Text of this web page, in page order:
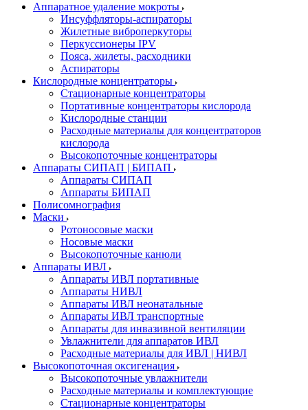
Аппаратное удаление мокроты
Инсуффляторы-аспираторы
Жилетные виброперкуторы
Перкуссионеры IPV
Пояса, жилеты, расходники
Аспираторы
Кислородные концентраторы
Стационарные концентраторы
Портативные концентраторы кислорода
Кислородные станции
Расходные материалы для концентраторов
кислорода
Высокопоточные концентраторы
Аппараты СИПАП | БИПАП
Аппараты СИПАП
Аппараты БИПАП
Полисомнография
Маски
Ротоносовые маски
Носовые маски
Высокопоточные канюли
Аппараты ИВЛ
Аппараты ИВЛ портативные
Аппараты НИВЛ
Аппараты ИВЛ неонатальные
Аппараты ИВЛ транспортные
Аппараты для инвазивной вентиляции
Увлажнители для аппаратов ИВЛ
Расходные материалы для ИВЛ | НИВЛ
Высокопоточная оксигенация
Высокопоточные увлажнители
Расходные материалы и комплектующие
Стационарные концентраторы